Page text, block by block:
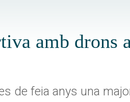
amb drons
de feia anys una